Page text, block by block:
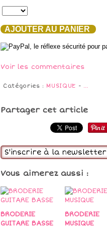
AJOUTER AU PANIER
Voir les commentaires
Catégories : MUSIQUE - …
Partager cet article
S'inscrire à la newsletter
Vous aimerez aussi :
BRODERIE
GUITARE BASSE
BRODERIE
MUSIQUE